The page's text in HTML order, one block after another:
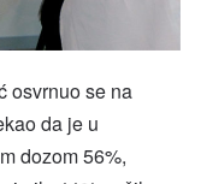
osvrnuo se na
da je u
dozom 56%,